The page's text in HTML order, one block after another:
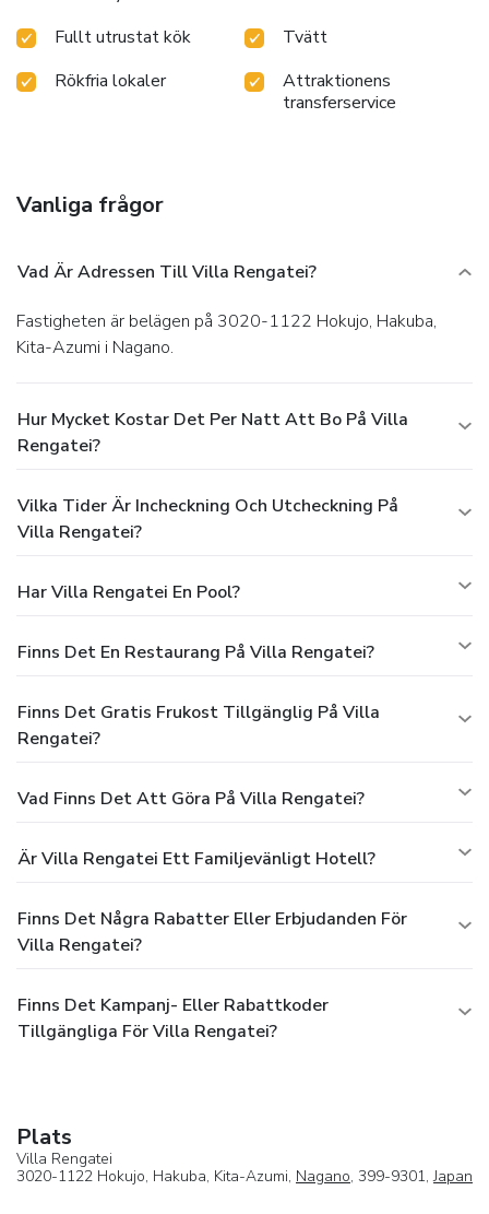
Fullt utrustat kök
Tvätt
Rökfria lokaler
Attraktionens
transferservice
Vanliga frågor
Vad Är Adressen Till Villa Rengatei?
Fastigheten är belägen på 3020-1122 Hokujo, Hakuba,
Kita-Azumi i Nagano.
Hur Mycket Kostar Det Per Natt Att Bo På Villa
Rengatei?
Vilka Tider Är Incheckning Och Utcheckning På
Villa Rengatei?
Har Villa Rengatei En Pool?
Finns Det En Restaurang På Villa Rengatei?
Finns Det Gratis Frukost Tillgänglig På Villa
Rengatei?
Vad Finns Det Att Göra På Villa Rengatei?
Är Villa Rengatei Ett Familjevänligt Hotell?
Finns Det Några Rabatter Eller Erbjudanden För
Villa Rengatei?
Finns Det Kampanj- Eller Rabattkoder
Tillgängliga För Villa Rengatei?
Plats
Villa Rengatei
3020-1122 Hokujo, Hakuba, Kita-Azumi, Nagano, 399-9301,Japan